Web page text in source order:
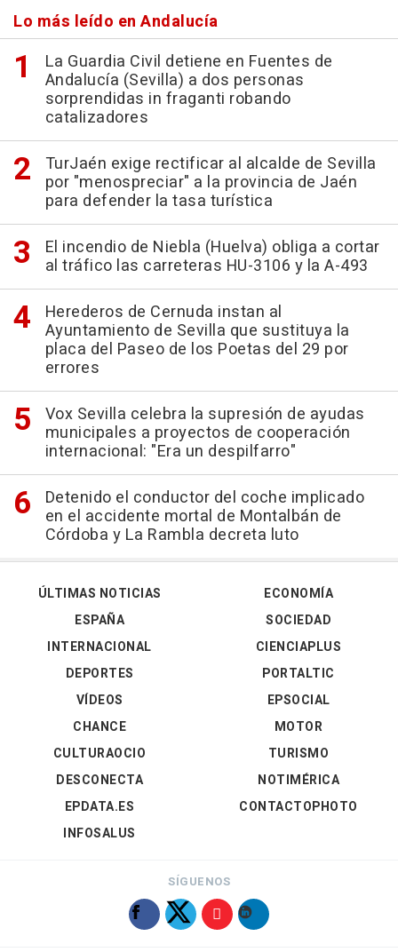
Lo más leído en Andalucía
La Guardia Civil detiene en Fuentes de
Andalucía (Sevilla) a dos personas
sorprendidas in fraganti robando
catalizadores
TurJaén exige rectificar al alcalde de Sevilla
por "menospreciar" a la provincia de Jaén
para defender la tasa turística
El incendio de Niebla (Huelva) obliga a cortar
al tráfico las carreteras HU-3106 y la A-493
Herederos de Cernuda instan al
Ayuntamiento de Sevilla que sustituya la
placa del Paseo de los Poetas del 29 por
errores
Vox Sevilla celebra la supresión de ayudas
municipales a proyectos de cooperación
internacional: "Era un despilfarro"
Detenido el conductor del coche implicado
en el accidente mortal de Montalbán de
Córdoba y La Rambla decreta luto
ÚLTIMAS NOTICIAS
ESPAÑA
INTERNACIONAL
DEPORTES
VÍDEOS
ECONOMÍA
SOCIEDAD
CIENCIAPLUS
PORTALTIC
EPSOCIAL
CHANCE
CULTURAOCIO
DESCONECTA
EPDATA.ES
INFOSALUS
MOTOR
TURISMO
NOTIMÉRICA
CONTACTOPHOTO
SÍGUENOS